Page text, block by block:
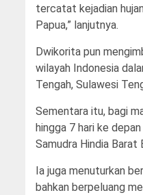
tercatat kejadian
Papua,” lanjutnya.
Dwikorita pun
wilayah Indonesia
Tengah, Sulawesi
Sementara itu, bagi
hingga 7 hari ke
Samudra Hindia Barat
Ia juga menuturkan
bahkan berpeluang